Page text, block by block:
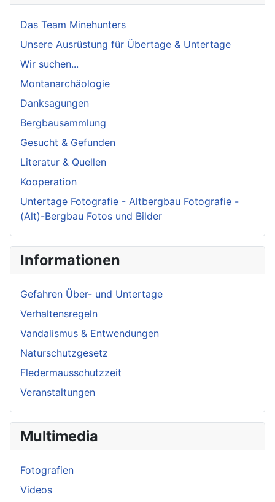
Das Team Minehunters
Unsere Ausrüstung für Übertage & Untertage
Wir suchen...
Montanarchäologie
Danksagungen
Bergbausammlung
Gesucht & Gefunden
Literatur & Quellen
Kooperation
Untertage Fotografie - Altbergbau Fotografie -
(Alt)-Bergbau Fotos und Bilder
Informationen
Gefahren Über- und Untertage
Verhaltensregeln
Vandalismus & Entwendungen
Naturschutzgesetz
Fledermausschutzzeit
Veranstaltungen
Multimedia
Fotografien
Videos